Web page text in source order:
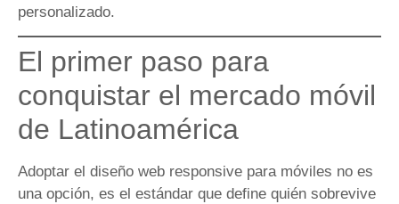
personalizado.
El primer paso para
conquistar el mercado móvil
de Latinoamérica
Adoptar el diseño web responsive para móviles no es
una opción, es el estándar que define quién sobrevive